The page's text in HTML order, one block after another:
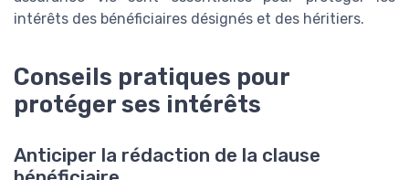
intérêts des bénéficiaires désignés et des héritiers.
Conseils pratiques pour
protéger ses intérêts
Anticiper la rédaction de la clause